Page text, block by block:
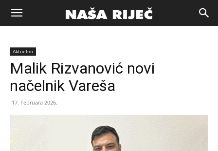
Naša
riječ
Aktuelno
Malik Rizvanović novi
načelnik Vareša
17. Februara 2026.